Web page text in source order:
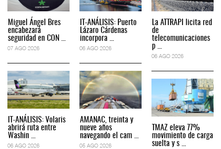
Miguel Ángel Bres
encabezará
seguridad en CON ...
07 AGO 2026
IT-ANÁLISIS: Volaris
abrirá ruta entre
Washin ...
06 AGO 2026
IT-ANÁLISIS: Puerto
Lázaro Cárdenas
incorpora ...
06 AGO 2026
AMANAC, treinta y
nueve años
navegando el cam ...
05 AGO 2026
La ATTRAPI licita red
de
telecomunicaciones
p ...
06 AGO 2026
TMAZ eleva 77%
movimiento de carga
suelta y s ...